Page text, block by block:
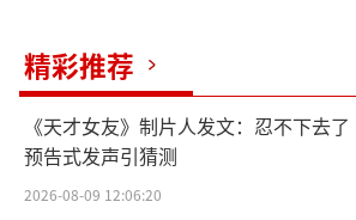
精彩推荐
《天才女友》制片人发文：忍不下去了
预告式发声引猜测
2026-08-09 12:06:20